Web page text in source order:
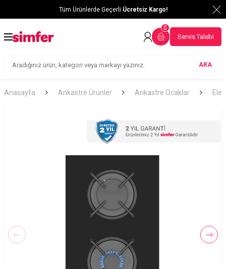
Tüm Ürünlerde Geçerli Ücretsiz Kargo!
ARA
0
Servis Talebi
Anasayfa Ankastre Ürünler Ankastre Ocaklar